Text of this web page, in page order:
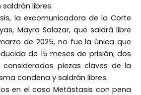
libres.
la excomunicadora de la Corte
Mayra Salazar, que saldrá libre
de 2025, no fue la única que
de 15 meses de prisión; dos
piezas claves de la
condena y saldrán libres.
en el caso Metástasis con pena